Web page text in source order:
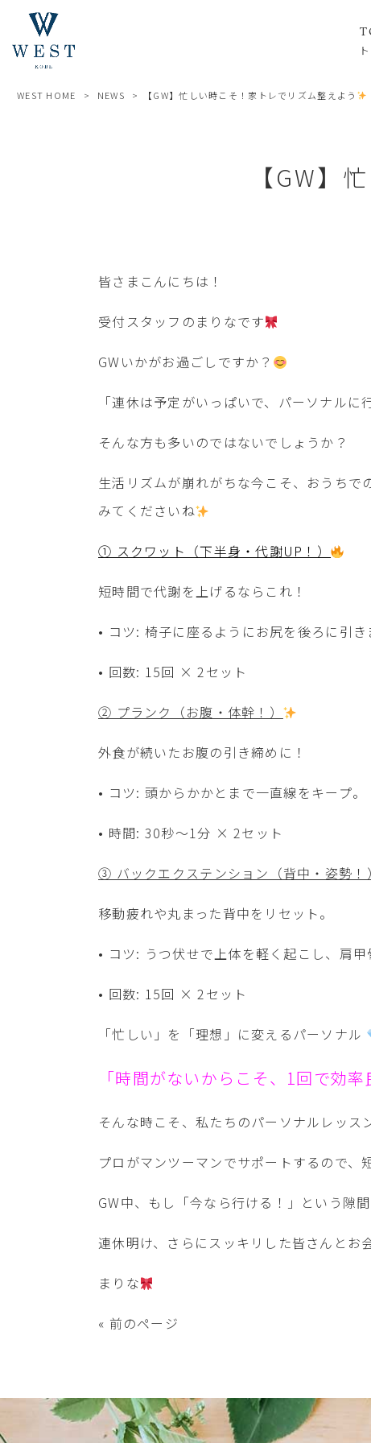
WEST HOME > NEWS > 【GW】忙しい時こそ！家トレでリズム整えよう
【GW】
皆さまこんにちは！
受付スタッフのまりなです
GWいかがお過ごしですか？
「連休は予定がいっぱいで、パーソナル
そんな方も多いのではないでしょうか？
生活リズムが崩れがちな今こそ、おうち
みてくださいね
① スクワット（下半身・代謝UP！）
短時間で代謝を上げるならこれ！
• コツ: 椅子に座るようにお尻を後ろに引き
• 回数: 15回 × 2セット
② プランク（お腹・体幹！）
外食が続いたお腹の引き締めに！
• コツ: 頭からかかとまで一直線をキープ。
• 時間: 30秒〜1分 × 2セット
③ バックエクステンション（背中・姿勢！）
移動疲れや丸まった背中をリセット。
• コツ: うつ伏せで上体を軽く起こし、肩甲
• 回数: 15回 × 2セット
「忙しい」を「理想」に変えるパーソナル
「時間がないからこそ、1回で効率
そんな時こそ、私たちのパーソナルレッス
プロがマンツーマンでサポートするので
GW中、もし「今なら行ける！」という隙
連休明け、さらにスッキリした皆さんとお
まりな
« 前のページ